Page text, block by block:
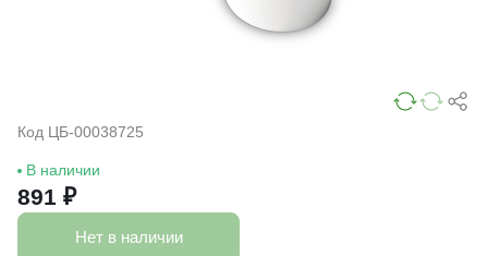
Код ЦБ-00038725
В наличии
891 ₽
Нет в наличии